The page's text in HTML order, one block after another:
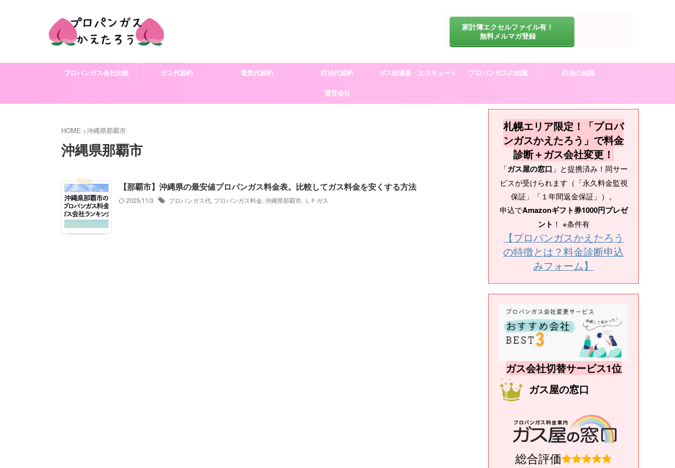
家計簿エクセルファイル有！
無料メルマガ登録
プロパンガス会社比較 ガス代節約 電気代節約 灯油代節約 ガス給湯器・エコキュート プロパンガスの知識 灯油の知識
運営会社
HOME >沖縄県那覇市
沖縄県那覇市
【那覇市】沖縄県の最安値プロパンガス料金表。比較してガス料金を安くする方法
2025/11/3
プロパンガス代, プロパンガス料金, 沖縄県那覇市, ＬＰガス
札幌エリア限定！「プロパ
ンガスかえたろう」で料金
診断＋ガス会社変更！
「ガス屋の窓口 」と提携済み！同サー
ビスが受けられます（「永久料金監視
保証」「１年間返金保証」）。
申込でAmazonギフト券1000円プレゼ
ント ！ ※条件有
【プロパンガスかえたろう
の特徴とは？料金診断申込
みフォーム】
ガス会社切替サービス1位
ガス屋の窓口
総合評価